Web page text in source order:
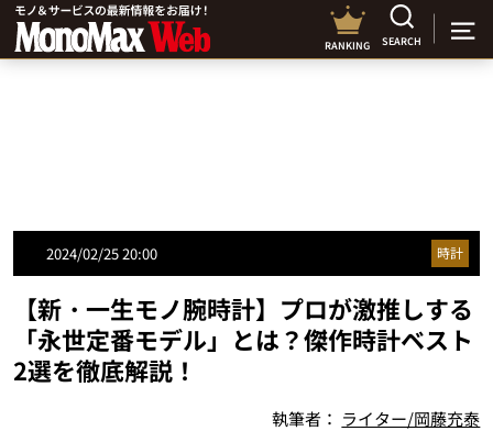
RANKING SEARCH
2024/02/25 20:00 時計
【新・一生モノ腕時計】プロが激推しする
「永世定番モデル」とは？傑作時計ベスト
2選を徹底解説！
執筆者： ライター/岡藤充泰